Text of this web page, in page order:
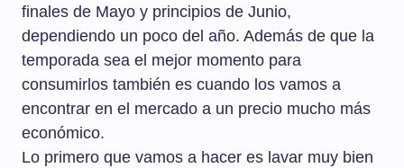
finales de Mayo y principios de Junio,
dependiendo un poco del año. Además de que la
temporada sea el mejor momento para
consumirlos también es cuando los vamos a
encontrar en el mercado a un precio mucho más
económico.
Lo primero que vamos a hacer es lavar muy bien